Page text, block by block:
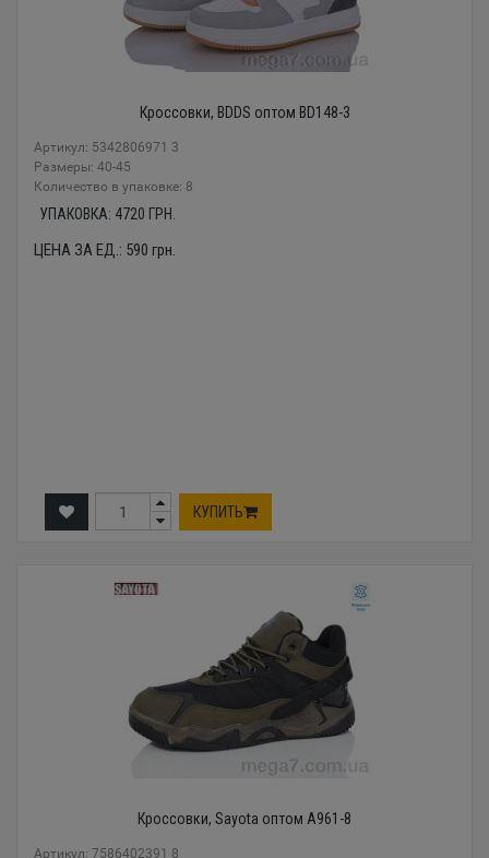
Кроссовки, BDDS оптом BD148-3
Артикул: 5342806971 3
Размеры: 40-45
Количество в упаковке: 8
УПАКОВКА: 4720 ГРН.
ЦЕНА ЗА ЕД.: 590 грн.
КУПИТЬ
Кроссовки, Sayota оптом A961-8
Артикул: 7586402391 8